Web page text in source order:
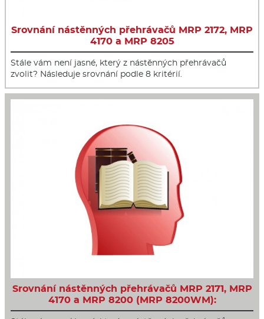
Srovnání nástěnných přehrávačů MRP 2172, MRP
4170 a MRP 8205
Stále vám není jasné, který z nástěnných přehrávačů
zvolit? Následuje srovnání podle 8 kritérií.
Srovnání nástěnných přehrávačů MRP 2171, MRP
4170 a MRP 8200 (MRP 8200WM):